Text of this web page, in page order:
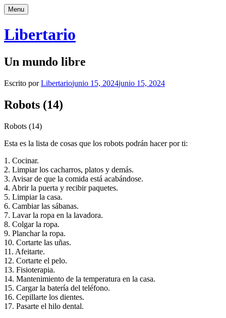
Saltar
al
Menu
Libertario
Un mundo libre
Escrito porLibertariojunio 15, 2024junio 15, 2024
Robots (14)
Robots (14)
Esta es la lista de cosas que los robots podrán hacer por ti:
1. Cocinar.
2. Limpiar los cacharros, platos y demás.
3. Avisar de que la comida está acabándose.
4. Abrir la puerta y recibir paquetes.
5. Limpiar la casa.
6. Cambiar las sábanas.
7. Lavar la ropa en la lavadora.
8. Colgar la ropa.
9. Planchar la ropa.
10. Cortarte las uñas.
11. Afeitarte.
12. Cortarte el pelo.
13. Fisioterapia.
14. Mantenimiento de la temperatura en la casa.
15. Cargar la batería del teléfono.
16. Cepillarte los dientes.
17. Pasarte el hilo dental.